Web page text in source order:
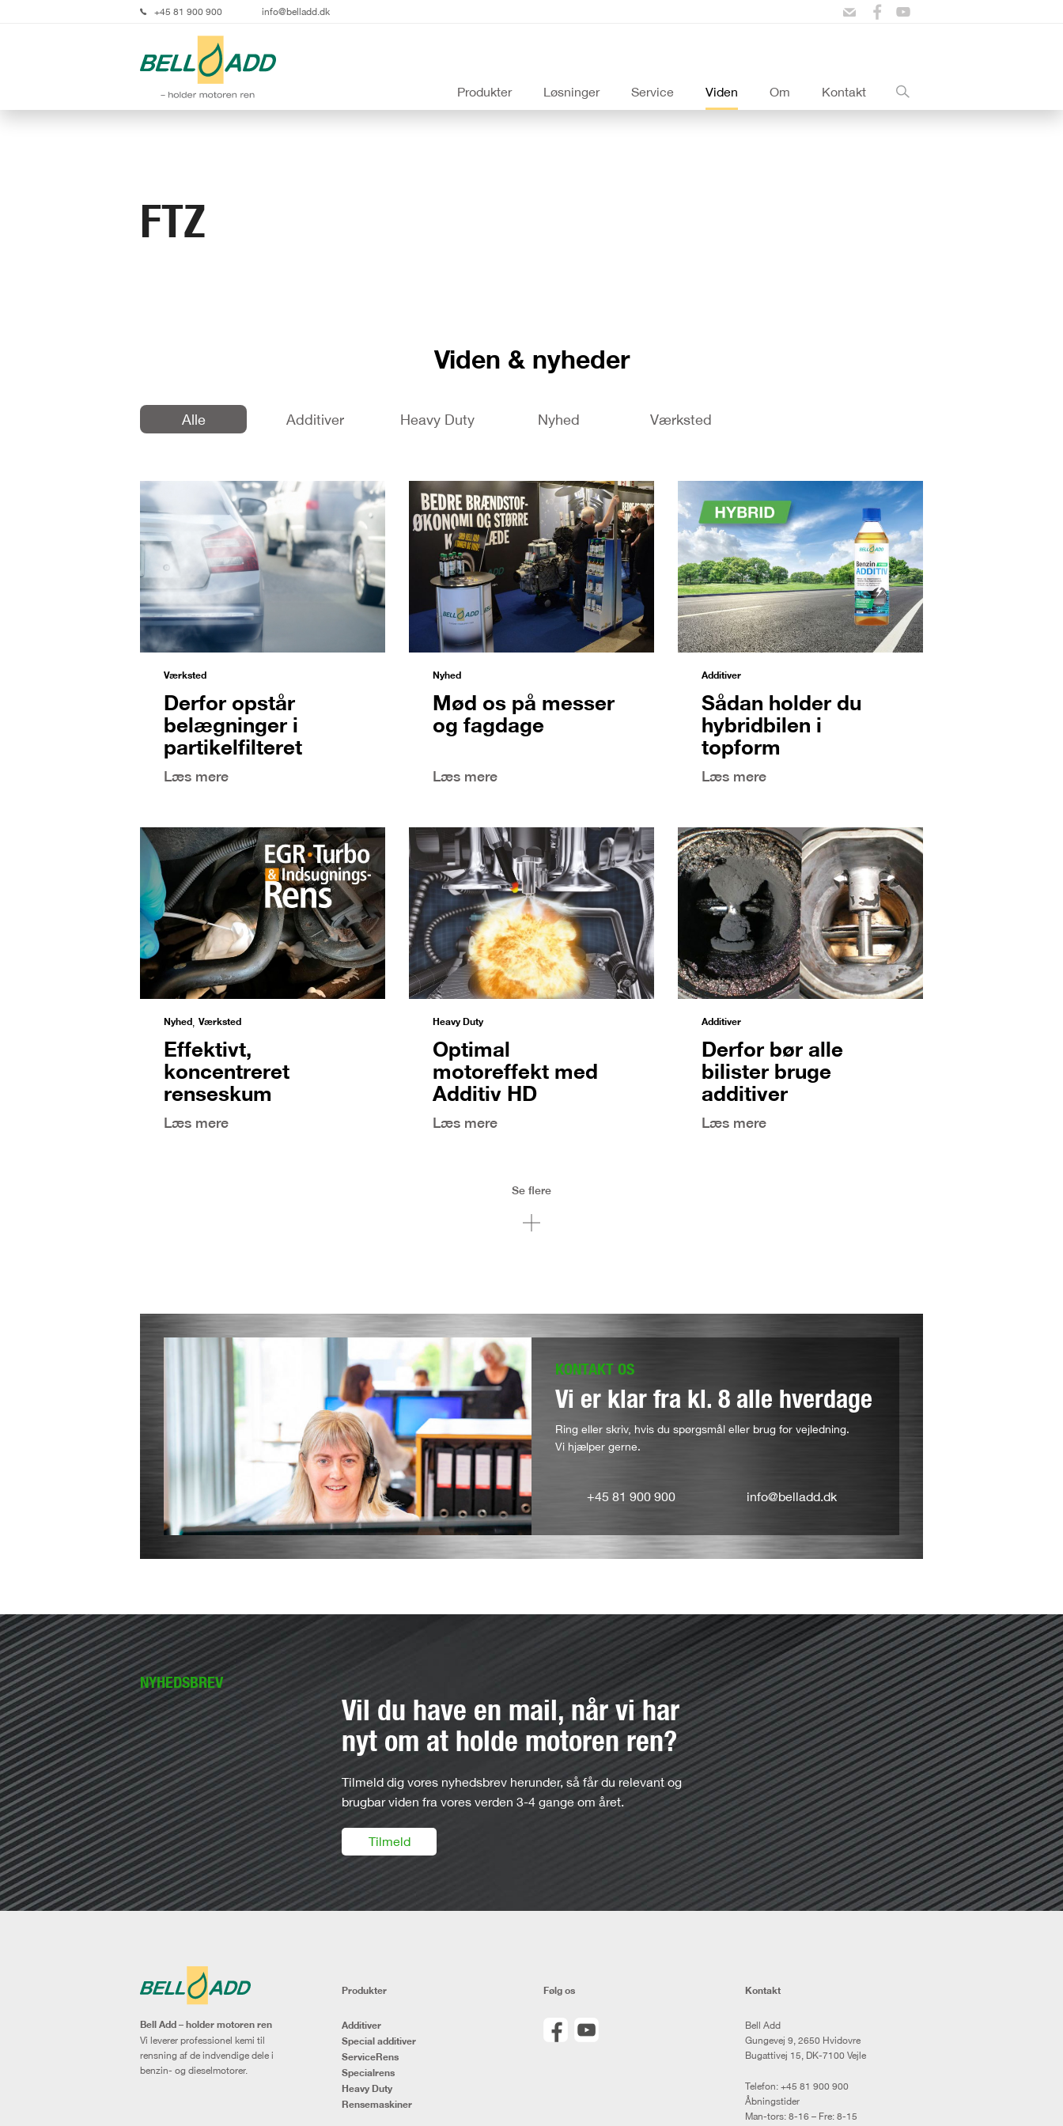
+45 81 900 900 info@belladd.dk
Produkter Løsninger Service Viden Om Kontakt
FTZ
Viden & nyheder
Alle Additiver Heavy Duty Nyhed Værksted
Værksted
Derfor opstår
belægninger i
partikelfilteret
Læs mere
Nyhed
Mød os på messer
og fagdage
Læs mere
Additiver
Sådan holder du
hybridbilen i
topform
Læs mere
Nyhed, Værksted
Effektivt,
koncentreret
renseskum
Læs mere
Heavy Duty
Optimal
motoreffekt med
Additiv HD
Læs mere
Additiver
Derfor bør alle
bilister bruge
additiver
Læs mere
Se flere
KONTAKT OS
Vi er klar fra kl. 8 alle hverdage
Ring eller skriv, hvis du spørgsmål eller brug for vejledning.
Vi hjælper gerne.
+45 81 900 900 info@belladd.dk
NYHEDSBREV
Vil du have en mail, når vi har
nyt om at holde motoren ren?
Tilmeld dig vores nyhedsbrev herunder, så får du relevant og
brugbar viden fra vores verden 3-4 gange om året.
Tilmeld
Bell Add – holder motoren ren
Vi leverer professionel kemi til
rensning af de indvendige dele i
benzin- og dieselmotorer.
Produkter
Additiver
Special additiver
ServiceRens
Specialrens
Heavy Duty
Rensemaskiner
Følg os Kontakt
Bell Add
Gungevej 9, 2650 Hvidovre
Bugattivej 15, DK-7100 Vejle
Telefon: +45 81 900 900
Åbningstider
Man-tors: 8-16 – Fre: 8-15